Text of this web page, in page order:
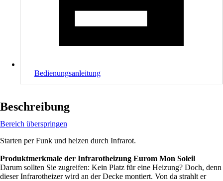
Bedienungsanleitung
Beschreibung
Bereich überspringen
Starten per Funk und heizen durch Infrarot.
Produktmerkmale der Infrarotheizung Eurom Mon Soleil
Darum sollten Sie zugreifen: Kein Platz für eine Heizung? Doch, denn
dieser Infrarotheizer wird an der Decke montiert. Von da strahlt er